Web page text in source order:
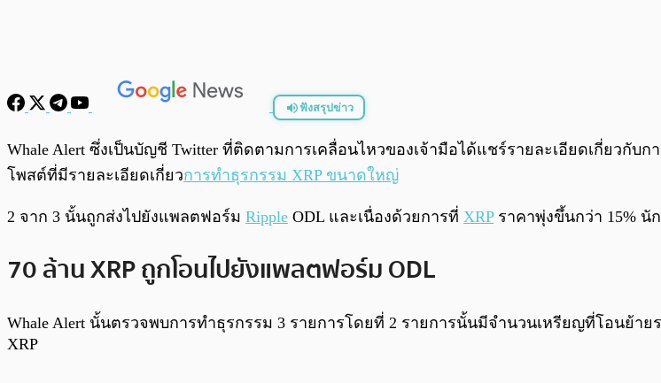
ฟังสรุปข่าว
พร้อมเล่น
Whale Alert ซึ่งเป็นบัญชี Twitter ที่ติดตามการเคลื่อนไหวของเจ้ามือได้แชร์รายละเอียดเกี่ยวกั
โพสต์ที่มีรายละเอียดเกี่ยวการทำธุรกรรม XRP ขนาดใหญ่
2 จาก 3 นั้นถูกส่งไปยังแพลตฟอร์ม Ripple ODL และเนื่องด้วยการที่ XRPราคาพุ่งขึ้นกว่า 15% นั
70 ล้าน XRP ถูกโอนไปยังแพลตฟอร์ม ODL
Whale Alert นั้นตรวจพบการทำธุรกรรม 3 รายการโดยที่ 2 รายการนั้นมีจำนวนเหรียญที่โอนย้า
XRP